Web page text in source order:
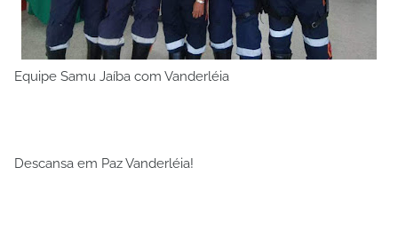
Equipe Samu Jaíba com Vanderléia
Descansa em Paz Vanderléia!